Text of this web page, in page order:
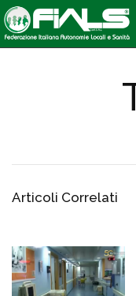
Articoli Correlati